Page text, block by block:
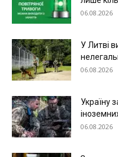
06.08.2026
У Литві
06.08.2026
Україну
06.08.2026